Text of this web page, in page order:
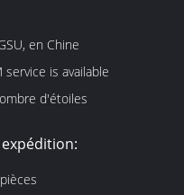
en Chine
service is available
d'étoiles